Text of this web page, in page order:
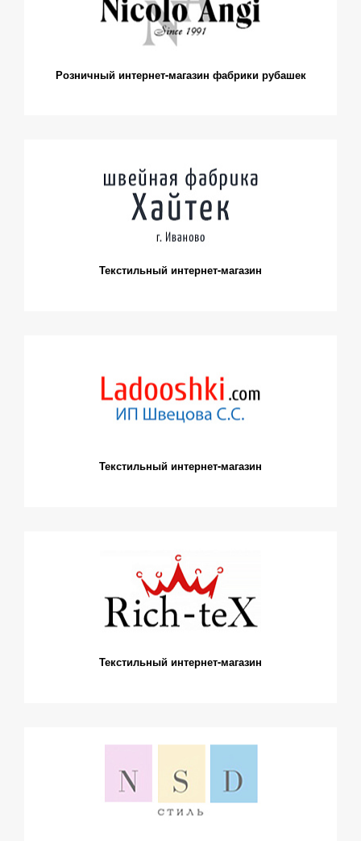
Розничный интернет-магазин фабрики рубашек
Текстильный интернет-магазин
Текстильный интернет-магазин
Текстильный интернет-магазин